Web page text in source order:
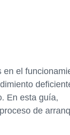
en el
En esta guía,
de